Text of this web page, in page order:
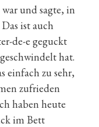
und sagte, in
ist auch
de-e geguckt
hat.
einfach zu sehr,
zufrieden
haben heute
im Bett